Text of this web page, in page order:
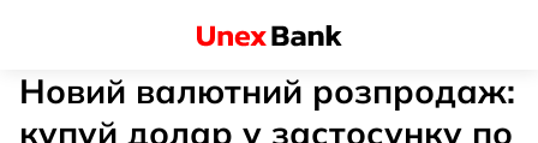
Новий валютний розпродаж:
купуй долар у застосунку по